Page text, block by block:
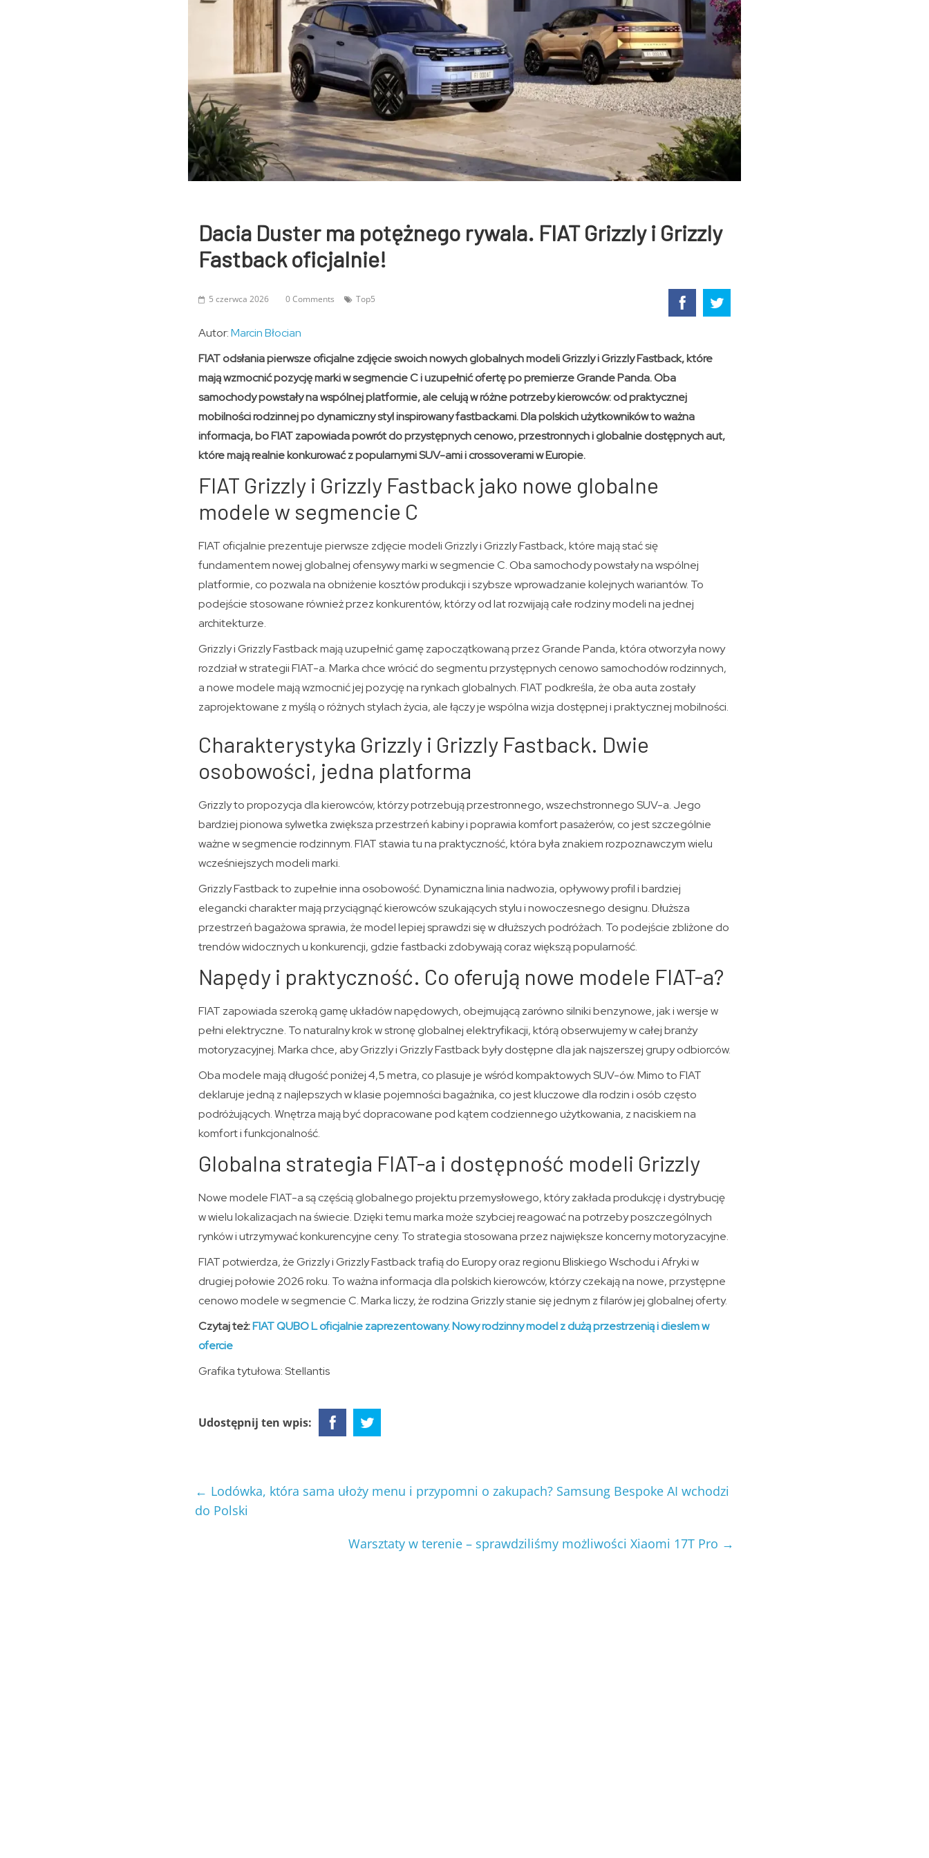
Dacia Duster ma potężnego rywala. FIAT Grizzly i Grizzly
Fastback oficjalnie!
5 czerwca 2026 0 Comments Top5
Autor:Marcin Błocian
FIAT odsłania pierwsze oficjalne zdjęcie swoich nowych globalnych modeli Grizzly i Grizzly Fastback, które
mają wzmocnić pozycję marki w segmencie C i uzupełnić ofertę po premierze Grande Panda. Oba
samochody powstały na wspólnej platformie, ale celują w różne potrzeby kierowców: od praktycznej
mobilności rodzinnej po dynamiczny styl inspirowany fastbackami. Dla polskich użytkowników to ważna
informacja, bo FIAT zapowiada powrót do przystępnych cenowo, przestronnych i globalnie dostępnych aut,
które mają realnie konkurować z popularnymi SUV-ami i crossoverami w Europie.
FIAT Grizzly i Grizzly Fastback jako nowe globalne
modele w segmencie C
FIAT oficjalnie prezentuje pierwsze zdjęcie modeli Grizzly i Grizzly Fastback, które mają stać się
fundamentem nowej globalnej ofensywy marki w segmencie C. Oba samochody powstały na wspólnej
platformie, co pozwala na obniżenie kosztów produkcji i szybsze wprowadzanie kolejnych wariantów. To
podejście stosowane również przez konkurentów, którzy od lat rozwijają całe rodziny modeli na jednej
architekturze.
Grizzly i Grizzly Fastback mają uzupełnić gamę zapoczątkowaną przez Grande Panda, która otworzyła nowy
rozdział w strategii FIAT-a. Marka chce wrócić do segmentu przystępnych cenowo samochodów rodzinnych,
a nowe modele mają wzmocnić jej pozycję na rynkach globalnych. FIAT podkreśla, że oba auta zostały
zaprojektowane z myślą o różnych stylach życia, ale łączy je wspólna wizja dostępnej i praktycznej mobilności.
Charakterystyka Grizzly i Grizzly Fastback. Dwie
osobowości, jedna platforma
Grizzly to propozycja dla kierowców, którzy potrzebują przestronnego, wszechstronnego SUV-a. Jego
bardziej pionowa sylwetka zwiększa przestrzeń kabiny i poprawia komfort pasażerów, co jest szczególnie
ważne w segmencie rodzinnym. FIAT stawia tu na praktyczność, która była znakiem rozpoznawczym wielu
wcześniejszych modeli marki.
Grizzly Fastback to zupełnie inna osobowość. Dynamiczna linia nadwozia, opływowy profil i bardziej
elegancki charakter mają przyciągnąć kierowców szukających stylu i nowoczesnego designu. Dłuższa
przestrzeń bagażowa sprawia, że model lepiej sprawdzi się w dłuższych podróżach. To podejście zbliżone do
trendów widocznych u konkurencji, gdzie fastbacki zdobywają coraz większą popularność.
Napędy i praktyczność. Co oferują nowe modele FIAT-a?
FIAT zapowiada szeroką gamę układów napędowych, obejmującą zarówno silniki benzynowe, jak i wersje w
pełni elektryczne. To naturalny krok w stronę globalnej elektryfikacji, którą obserwujemy w całej branży
motoryzacyjnej. Marka chce, aby Grizzly i Grizzly Fastback były dostępne dla jak najszerszej grupy odbiorców.
Oba modele mają długość poniżej 4,5 metra, co plasuje je wśród kompaktowych SUV-ów. Mimo to FIAT
deklaruje jedną z najlepszych w klasie pojemności bagażnika, co jest kluczowe dla rodzin i osób często
podróżujących. Wnętrza mają być dopracowane pod kątem codziennego użytkowania, z naciskiem na
komfort i funkcjonalność.
Globalna strategia FIAT-a i dostępność modeli Grizzly
Nowe modele FIAT-a są częścią globalnego projektu przemysłowego, który zakłada produkcję i dystrybucję
w wielu lokalizacjach na świecie. Dzięki temu marka może szybciej reagować na potrzeby poszczególnych
rynków i utrzymywać konkurencyjne ceny. To strategia stosowana przez największe koncerny motoryzacyjne.
FIAT potwierdza, że Grizzly i Grizzly Fastback trafią do Europy oraz regionu Bliskiego Wschodu i Afryki w
drugiej połowie 2026 roku. To ważna informacja dla polskich kierowców, którzy czekają na nowe, przystępne
cenowo modele w segmencie C. Marka liczy, że rodzina Grizzly stanie się jednym z filarów jej globalnej oferty.
Czytaj też:FIAT QUBO L oficjalnie zaprezentowany. Nowy rodzinny model z dużą przestrzenią i dieslem w
ofercie
Grafika tytułowa: Stellantis
Udostępnij ten wpis:
← Lodówka, która sama ułoży menu i przypomni o zakupach? Samsung Bespoke AI wchodzi
do Polski
Warsztaty w terenie – sprawdziliśmy możliwości Xiaomi 17T Pro →